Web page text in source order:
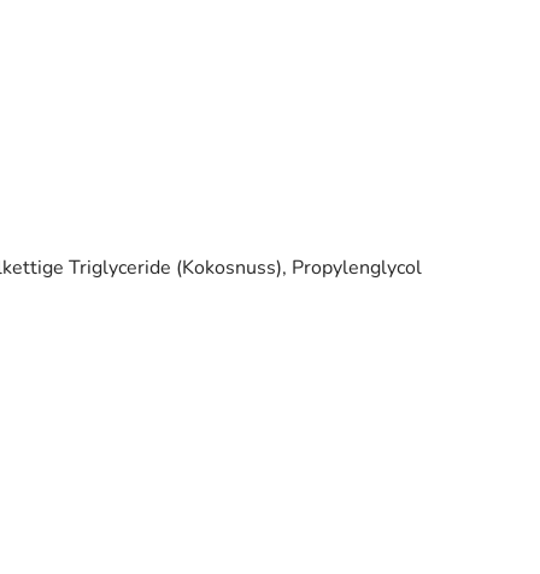
Triglyceride (Kokosnuss), Propylenglycol